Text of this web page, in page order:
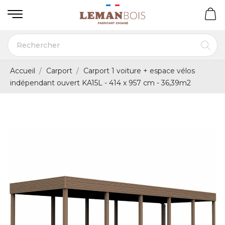
Accueil Carport
Carport 1 voiture + espace vélos
indépendant ouvert KA15L - 414 x 957 cm - 36,39m2